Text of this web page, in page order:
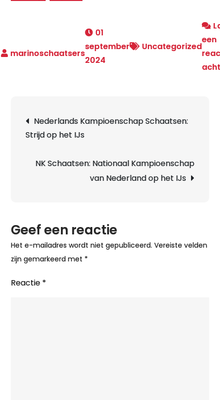
01
september
2024
Uncategorized
een
Nederlands Kampioenschap Schaatsen:
Strijd op het IJs
NK Schaatsen: Nationaal Kampioenschap
van Nederland op het IJs
Geef een reactie
Het e-mailadres wordt niet gepubliceerd. Vereiste velden
zijn gemarkeerd met *
Reactie *